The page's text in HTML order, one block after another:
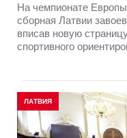
На чемпионате
сборная Латвии
вписав новую
спортивного
ЛАТВИЯ